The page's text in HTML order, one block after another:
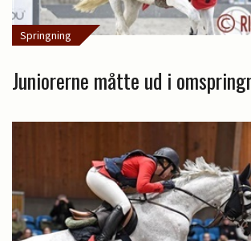
Springning
Juniorerne måtte ud i